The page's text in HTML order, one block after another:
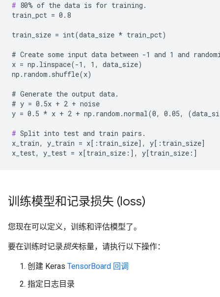
# 80% of the data is for training.
train_pct = 0.8
train_size = int(data_size * train_pct)
# Create some input data between -1 and 1 and
x = np.linspace(-1, 1, data_size)
np.random.shuffle(x)
# Generate the output data.
# y = 0.5x + 2 + noise
y = 0.5 * x + 2 + np.random.normal(0, 0.05,
# Split into test and train pairs.
x_train, y_train = x[:train_size], y[:train_size]
训练模型和记录损失 (loss)
您现在可以定义，训练和评估模型了。
要在训练时记录损失标量，请执行以下操作：
创建 Keras TensorBoard 回调
指定日志目录